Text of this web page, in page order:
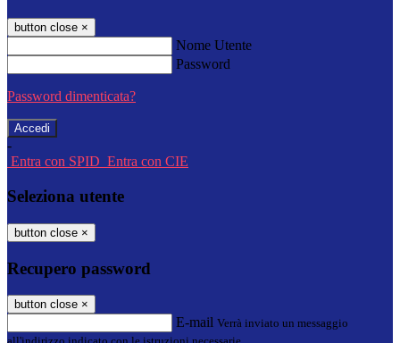
button close ×
Nome Utente
Password
Password dimenticata?
-
Entra con SPID Entra con CIE
Seleziona utente
button close ×
Recupero password
button close ×
E-mail Verrà inviato un messaggio